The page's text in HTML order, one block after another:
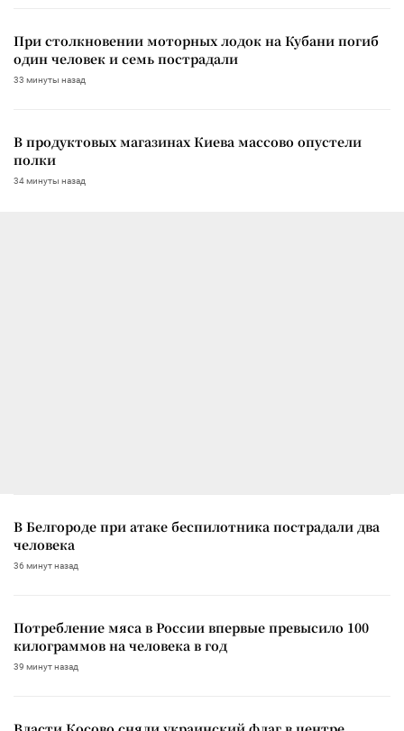
При столкновении моторных лодок на Кубани погиб
один человек и семь пострадали
33 минуты назад
В продуктовых магазинах Киева массово опустели
полки
34 минуты назад
В Белгороде при атаке беспилотника пострадали два
человека
36 минут назад
Потребление мяса в России впервые превысило 100
килограммов на человека в год
39 минут назад